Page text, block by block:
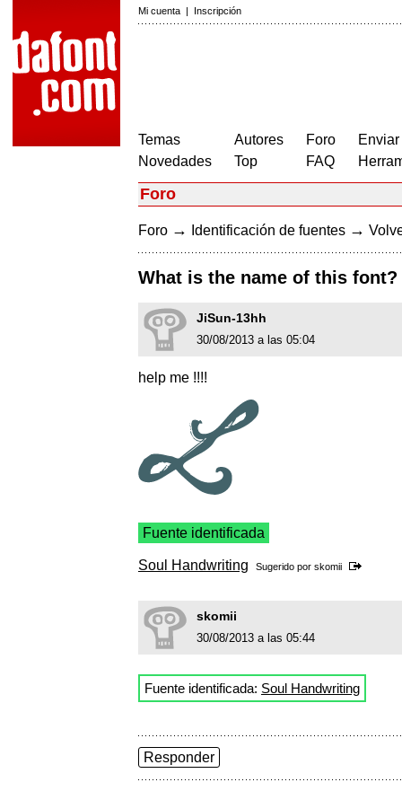
Mi cuenta | Inscripción
Temas
Novedades
Autores
Top
Foro
FAQ
Foro
Foro → Identificación de fuentes →
What is the name of this font?
JiSun-13hh
30/08/2013 a las 05:04
help me !!!!
Fuente identificada
Soul Handwriting Sugerido por skomii
skomii
30/08/2013 a las 05:44
Fuente identificada: Soul Handwriting
Responder